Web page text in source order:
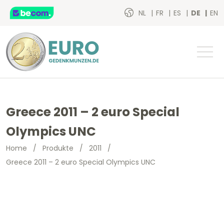
NL FR ES DE EN
Greece 2011 – 2 euro Special
Olympics UNC
Home / Produkte / 2011 /
Greece 2011 – 2 euro Special Olympics UNC